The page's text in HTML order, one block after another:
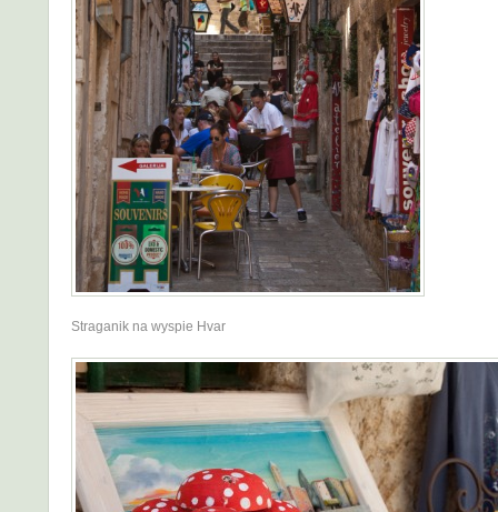
Straganik na wyspie Hvar